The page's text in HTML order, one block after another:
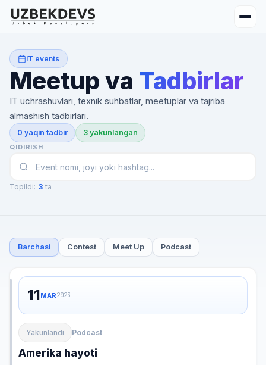
IT events
Meetup va Tadbirlar
IT uchrashuvlari, texnik suhbatlar, meetuplar va tajriba
almashish tadbirlari.
0 yaqin tadbir 3 yakunlangan
QIDIRISH
Topildi: 3 ta
Barchasi Contest Meet Up Podcast
11MAR2023
Yakunlandi Podcast
Amerika hayoti